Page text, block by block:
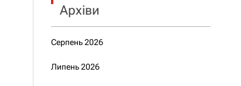
Архіви
Серпень 2026
Липень 2026